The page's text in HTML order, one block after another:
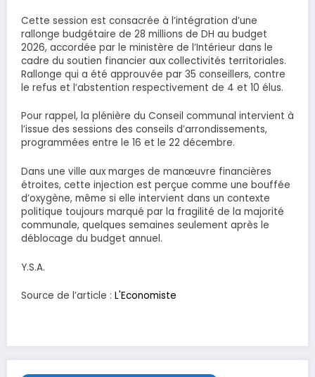
Cette session est consacrée à l’intégration d’une
rallonge budgétaire de 28 millions de DH au budget
2026, accordée par le ministère de l’Intérieur dans le
cadre du soutien financier aux collectivités territoriales.
Rallonge qui a été approuvée par 35 conseillers, contre
le refus et l’abstention respectivement de 4 et 10 élus.
Pour rappel, la plénière du Conseil communal intervient à
l’issue des sessions des conseils d’arrondissements,
programmées entre le 16 et le 22 décembre.
Dans une ville aux marges de manœuvre financières
étroites, cette injection est perçue comme une bouffée
d’oxygène, même si elle intervient dans un contexte
politique toujours marqué par la fragilité de la majorité
communale, quelques semaines seulement après le
déblocage du budget annuel.
Y.S.A.
Source de l’article : L'Economiste